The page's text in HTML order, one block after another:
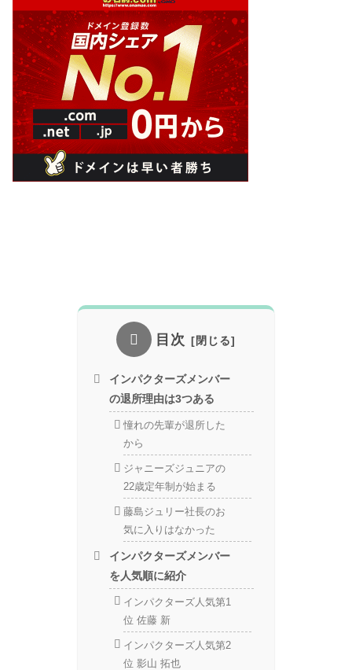
目次
インパクターズメンバー
の退所理由は3つある
憧れの先輩が退所した
から
ジャニーズジュニアの
22歳定年制が始まる
藤島ジュリー社長のお
気に入りはなかった
インパクターズメンバー
を人気順に紹介
インパクターズ人気第1
位 佐藤 新
インパクターズ人気第2
位 影山 拓也